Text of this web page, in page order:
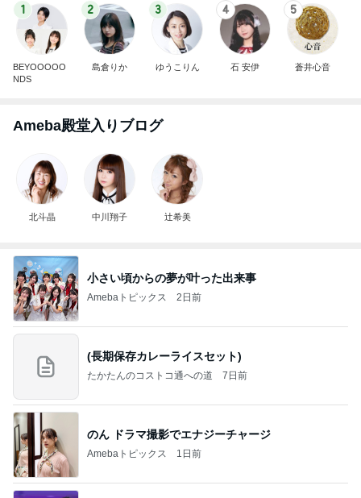
1
BEYOOOOO
NDS
2
島倉りか
3
ゆうこりん
4
石 安伊
5
蒼井心音
Ameba殿堂入りブログ
北斗晶 中川翔子 辻希美
小さい頃からの夢が叶った出来事
Amebaトピックス 2日前
(長期保存カレーライスセット)
たかたんのコストコ通への道 7日前
のん ドラマ撮影でエナジーチャージ
Amebaトピックス 1日前